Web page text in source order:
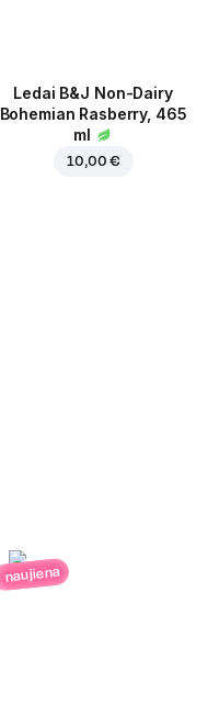
Ledai B&J Non-Dairy
Bohemian Rasberry, 465
ml
10,00 €
naujiena